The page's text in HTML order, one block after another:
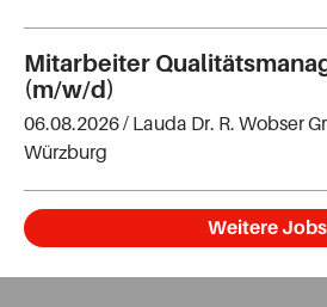
Mitarbeiter
(m/w/d)
06.08.2026 / Lauda Dr. R. Wobser
Würzburg
Weitere Jobs